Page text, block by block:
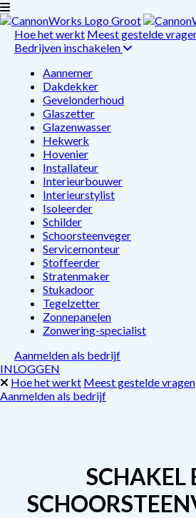
Hoe het werkt Meest gestelde
Bedrijven inschakelen
Aannemer
Dakdekker
Gevelonderhoud
Glaszetter
Glazenwasser
Hekwerk
Hovenier
Installateur
Interieurbouwer
Interieurstylist
Isoleerder
Schilder
Schoorsteenveger
Servicemonteur
Stoffeerder
Stratenmaker
Stukadoor
Tegelzetter
Zonnepanelen
Zonwering-specialist
Aanmelden als bedrijf
INLOGGEN
Hoe het werkt Meest gestelde vragen
Aanmelden als bedrijf
SCHAKEL